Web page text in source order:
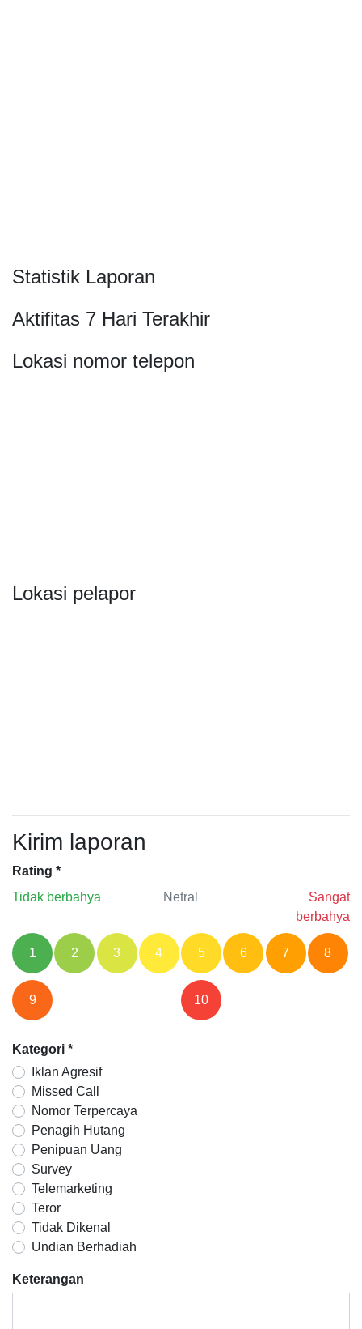
Statistik Laporan
Aktifitas 7 Hari Terakhir
Lokasi nomor telepon
Lokasi pelapor
Kirim laporan
Rating *
Tidak berbahya
Netral
Sangat
berbahya
1 2 3 4 5 6 7 8
9 10
Kategori *
Iklan Agresif
Missed Call
Nomor Terpercaya
Penagih Hutang
Penipuan Uang
Survey
Telemarketing
Teror
Tidak Dikenal
Undian Berhadiah
Keterangan